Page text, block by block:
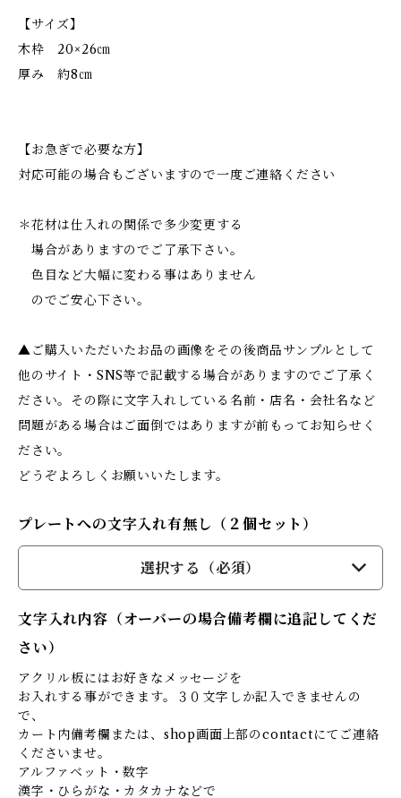
【サイズ】
木枠 20×26㎝
厚み 約8㎝
【お急ぎで必要な方】
対応可能の場合もございますので一度ご連絡ください
＊花材は仕入れの関係で多少変更する
場合がありますのでご了承下さい。
色目など大幅に変わる事はありません
のでご安心下さい。
▲ご購入いただいたお品の画像をその後商品サンプルとして
他のサイト・SNS等で記載する場合がありますのでご了承く
ださい。その際に文字入れしている名前・店名・会社名など
問題がある場合はご面倒ではありますが前もってお知らせく
ださい。
どうぞよろしくお願いいたします。
プレートへの文字入れ有無し（２個セット）
選択する（必須）
文字入れ内容（オーバーの場合備考欄に追記してくだ
さい）
アクリル板にはお好きなメッセージを
お入れする事ができます。３０文字しか記入できませんの
で、
カート内備考欄または、shop画面上部のcontactにてご連絡
くださいませ。
アルファベット・数字
漢字・ひらがな・カタカナなどで